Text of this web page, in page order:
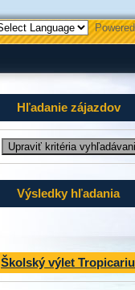
Hľadanie zájazdov
Výsledky hľadania
Školský výlet